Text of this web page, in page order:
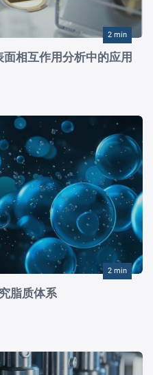
2 min
相互作用分析中的应用
2 min
脂质体系